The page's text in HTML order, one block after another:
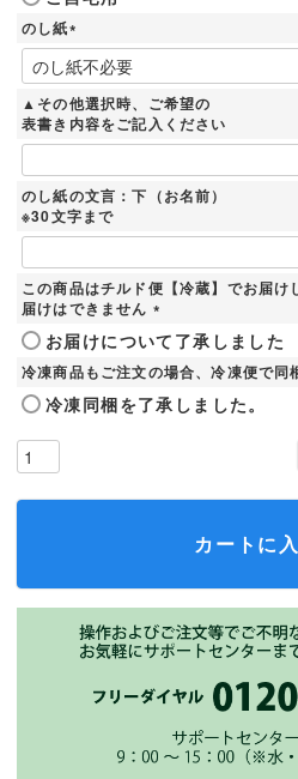
須
のし紙
(
必
須
)
▲その他選択時、ご希望の
表書き内容をご記入ください
のし紙の文言：下（お名前）
※30文字まで
この商品はチルド便【冷蔵】でお届
届けはできません
(
必
須
)
お届けについて了承しました
冷凍商品もご注文の場合、冷凍便で同
冷凍同梱を了承しました。
カートに